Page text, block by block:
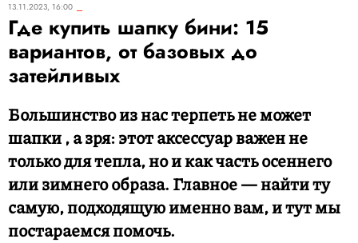
13.11.2023, 16:00
Где купить шапку бини: 15
вариантов, от базовых до
затейливых
Большинство из нас терпеть не может
шапки , а зря: этот аксессуар важен не
только для тепла, но и как часть осеннего
или зимнего образа. Главное — найти ту
самую, подходящую именно вам, и тут мы
постараемся помочь.